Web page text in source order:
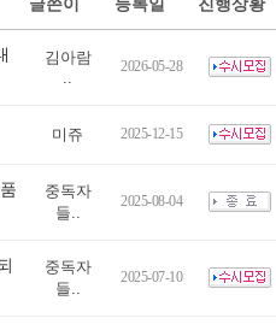
김아람
..
2026-05-28
미쥬 2025-12-15
중독자
들..
2025-08-04
중독자
들..
2025-07-10